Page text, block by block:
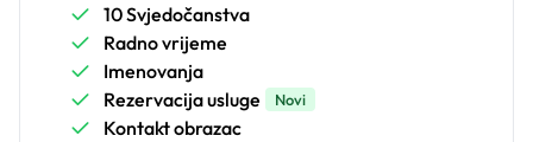
10 Svjedočanstva
Radno vrijeme
Imenovanja
Rezervacija usluge
Novi
Kontakt obrazac